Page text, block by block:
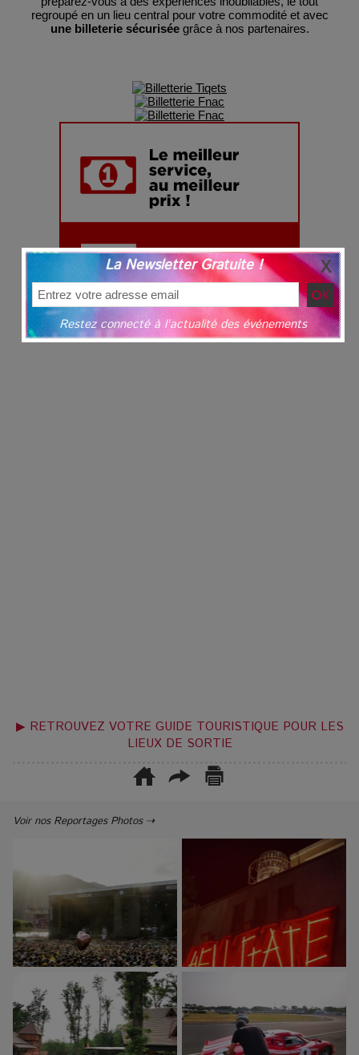
regroupé en un lieu central pour votre commodité et avec
une billeterie sécuriséegrâce à nos partenaires.
▶ RETROUVEZ VOTRE GUIDE TOURISTIQUE POUR LES
LIEUX DE SORTIE
Voir nos Reportages Photos ⇢
La Newsletter Gratuite !
Restez connecté à l'actualité des événements